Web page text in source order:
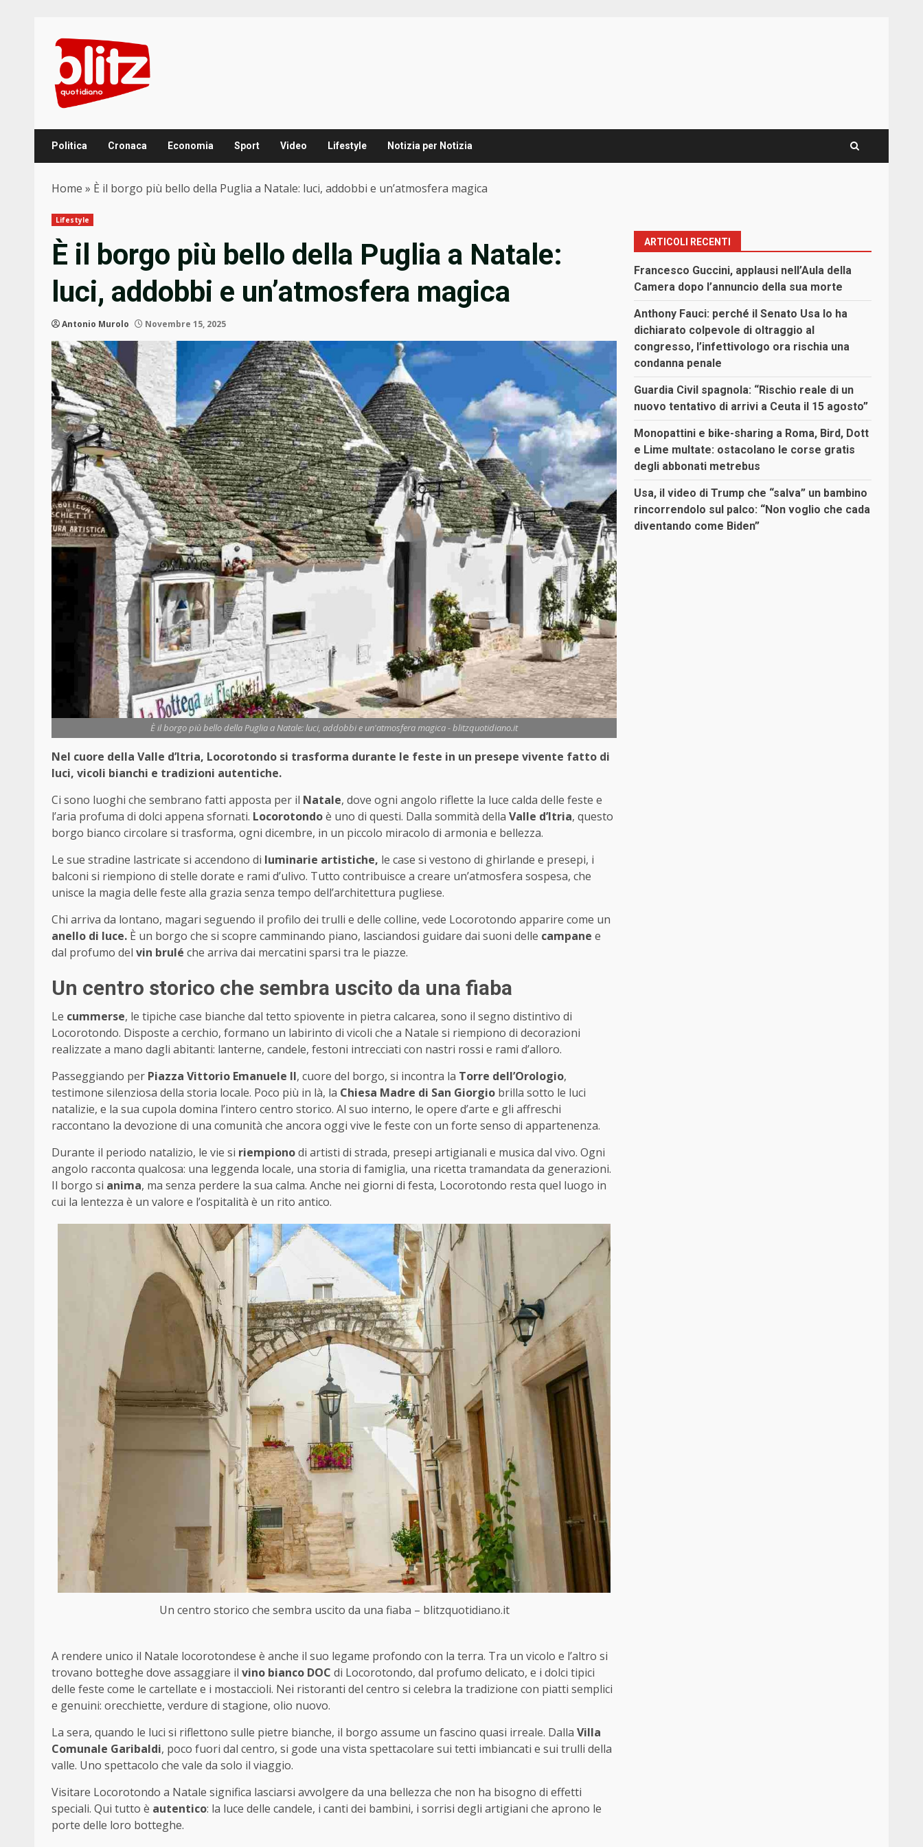
content
Politica Cronaca Economia Sport Video Lifestyle Notizia per Notizia
Home » È il borgo più bello della Puglia a Natale: luci, addobbi e un’atmosfera magica
Lifestyle
È il borgo più bello della Puglia a Natale:
luci, addobbi e un’atmosfera magica
Antonio Murolo Novembre 15, 2025
È il borgo più bello della Puglia a Natale: luci, addobbi e un'atmosfera magica - blitzquotidiano.it
Nel cuore della Valle d’Itria, Locorotondo si trasforma durante le feste in un presepe vivente fatto di
luci, vicoli bianchi e tradizioni autentiche.
Ci sono luoghi che sembrano fatti apposta per il Natale, dove ogni angolo riflette la luce calda delle feste e
l’aria profuma di dolci appena sfornati. Locorotondoè uno di questi. Dalla sommità della Valle d’Itria, questo
borgo bianco circolare si trasforma, ogni dicembre, in un piccolo miracolo di armonia e bellezza.
Le sue stradine lastricate si accendono di luminarie artistiche, le case si vestono di ghirlande e presepi, i
balconi si riempiono di stelle dorate e rami d’ulivo. Tutto contribuisce a creare un’atmosfera sospesa, che
unisce la magia delle feste alla grazia senza tempo dell’architettura pugliese.
Chi arriva da lontano, magari seguendo il profilo dei trulli e delle colline, vede Locorotondo apparire come un
anello di luce. È un borgo che si scopre camminando piano, lasciandosi guidare dai suoni delle campane e
dal profumo del vin brulé che arriva dai mercatini sparsi tra le piazze.
Un centro storico che sembra uscito da una fiaba
Le cummerse, le tipiche case bianche dal tetto spiovente in pietra calcarea, sono il segno distintivo di
Locorotondo. Disposte a cerchio, formano un labirinto di vicoli che a Natale si riempiono di decorazioni
realizzate a mano dagli abitanti: lanterne, candele, festoni intrecciati con nastri rossi e rami d’alloro.
Passeggiando per Piazza Vittorio Emanuele II, cuore del borgo, si incontra la Torre dell’Orologio,
testimone silenziosa della storia locale. Poco più in là, la Chiesa Madre di San Giorgio brilla sotto le luci
natalizie, e la sua cupola domina l’intero centro storico. Al suo interno, le opere d’arte e gli affreschi
raccontano la devozione di una comunità che ancora oggi vive le feste con un forte senso di appartenenza.
Durante il periodo natalizio, le vie si riempionodi artisti di strada, presepi artigianali e musica dal vivo. Ogni
angolo racconta qualcosa: una leggenda locale, una storia di famiglia, una ricetta tramandata da generazioni.
Il borgo si anima, ma senza perdere la sua calma. Anche nei giorni di festa, Locorotondo resta quel luogo in
cui la lentezza è un valore e l’ospitalità è un rito antico.
Un centro storico che sembra uscito da una fiaba – blitzquotidiano.it
A rendere unico il Natale locorotondese è anche il suo legame profondo con la terra. Tra un vicolo e l’altro si
trovano botteghe dove assaggiare il vino bianco DOC di Locorotondo, dal profumo delicato, e i dolci tipici
delle feste come le cartellate e i mostaccioli. Nei ristoranti del centro si celebra la tradizione con piatti semplici
e genuini: orecchiette, verdure di stagione, olio nuovo.
La sera, quando le luci si riflettono sulle pietre bianche, il borgo assume un fascino quasi irreale. Dalla Villa
Comunale Garibaldi, poco fuori dal centro, si gode una vista spettacolare sui tetti imbiancati e sui trulli della
valle. Uno spettacolo che vale da solo il viaggio.
Visitare Locorotondo a Natale significa lasciarsi avvolgere da una bellezza che non ha bisogno di effetti
speciali. Qui tutto è autentico: la luce delle candele, i canti dei bambini, i sorrisi degli artigiani che aprono le
porte delle loro botteghe.
ARTICOLI RECENTI
Francesco Guccini, applausi nell’Aula della
Camera dopo l’annuncio della sua morte
Anthony Fauci: perché il Senato Usa lo ha
dichiarato colpevole di oltraggio al
congresso, l’infettivologo ora rischia una
condanna penale
Guardia Civil spagnola: “Rischio reale di un
nuovo tentativo di arrivi a Ceuta il 15 agosto”
Monopattini e bike-sharing a Roma, Bird, Dott
e Lime multate: ostacolano le corse gratis
degli abbonati metrebus
Usa, il video di Trump che “salva” un bambino
rincorrendolo sul palco: “Non voglio che cada
diventando come Biden”